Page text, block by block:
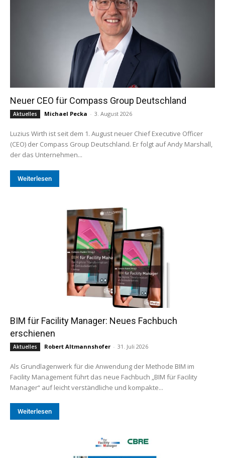
Neuer CEO für Compass Group Deutschland
Aktuelles Michael Pecka - 3. August 2026
Luzius Wirth ist seit dem 1. August neuer Chief Executive Officer
(CEO) der Compass Group Deutschland. Er folgt auf Andy Marshall,
der das Unternehmen...
Weiterlesen
BIM für Facility Manager: Neues Fachbuch
erschienen
Aktuelles Robert Altmannshofer - 31. Juli 2026
Als Grundlagenwerk für die Anwendung der Methode BIM im
Facility Management führt das neue Fachbuch „BIM für Facility
Manager“ auf leicht verständliche und kompakte...
Weiterlesen